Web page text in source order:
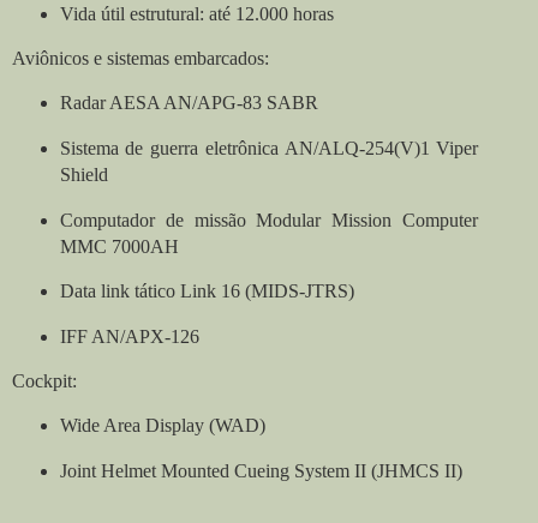
Vida útil estrutural: até 12.000 horas
Aviônicos e sistemas embarcados:
Radar AESA AN/APG-83 SABR
Sistema de guerra eletrônica AN/ALQ-254(V)1 Viper
Shield
Computador de missão Modular Mission Computer
MMC 7000AH
Data link tático Link 16 (MIDS-JTRS)
IFF AN/APX-126
Cockpit:
Wide Area Display (WAD)
Joint Helmet Mounted Cueing System II (JHMCS II)